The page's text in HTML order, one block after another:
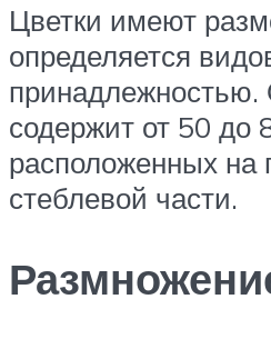
Цветки имеют
определяется
принадлежностью.
содержит от 50 до
расположенных на
стеблевой части.